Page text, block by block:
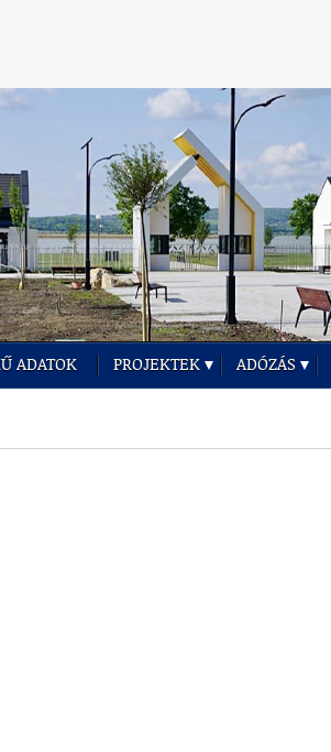
ADATOK PROJEKTEK ADÓZÁS